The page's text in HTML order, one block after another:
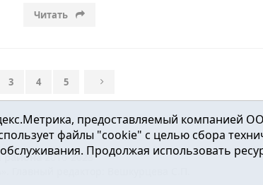
Читать
3 4 5
района2016-2023
Главный редактор: Вешкурцева С.П.
предоставляемый компанией
файлы "cookie" с целью сбора
Продолжая использовать